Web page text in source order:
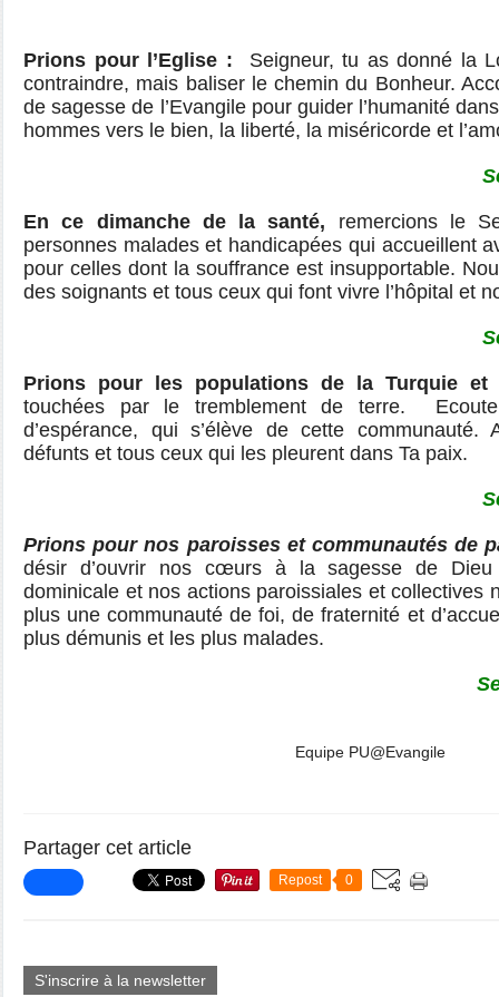
Prions pour l’Eglise :
Seigneur, tu as donné la
contraindre, mais baliser le chemin du Bonheur.
de sagesse de l’Evangile pour guider l’humanité
hommes vers le bien, la liberté, la miséricorde et
En ce dimanche de la santé, remercions le
personnes malades et handicapées qui accueillent
pour celles dont la souffrance est insupportable.
des soignants et tous ceux qui font vivre l’hôpital et
Prions pour les populations de la Turquie et
touchées par le tremblement de terre.
d’espérance, qui s’élève de cette
défunts et tous ceux qui les pleurent dans Ta paix.
Prions pour nos paroisses et communautés de
désir d’ouvrir nos cœurs à la sagesse de Dieu
dominicale et nos actions paroissiales et collectives
plus une communauté de foi, de fraternité et
plus démunis et les plus malades.
Equipe PU@Evangile
Partager cet article
Repost 0
S'inscrire à la newsletter